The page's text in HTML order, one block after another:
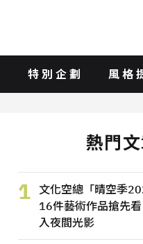
特別企劃 風格
熱門
1
文化空總「晴空季
16件藝術作品搶先
入夜間光影